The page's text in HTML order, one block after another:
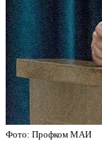
Фото: Профком МАИ